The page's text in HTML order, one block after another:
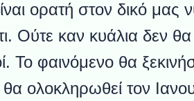
ορατή στον δικό μας
Ούτε καν κυάλια δεν θα
Το φαινόμενο θα
ολοκληρωθεί τον